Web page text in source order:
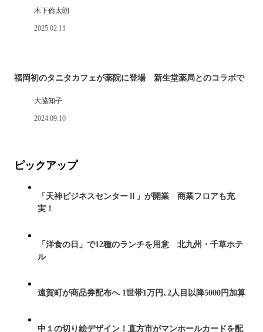
木下倫太朗
2025.02.11
福岡初のタニタカフェが薬院に登場 新生堂薬局とのコラボで
大脇知子
2024.09.10
ピックアップ
「天神ビジネスセンターⅡ」が開業 商業フロアも充
実！
「洋食の日」で12種のランチを用意 北九州・千草ホテ
ル
遠賀町が商品券配布へ 1世帯1万円､2人目以降5000円加算
中１の切り絵デザイン！直方市がマンホールカードを配